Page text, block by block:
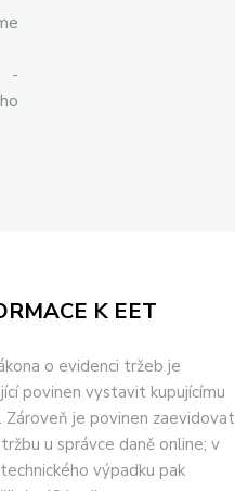
-
K EET
o evidenci tržeb je
povinen vystavit kupujícímu
Zároveň je povinen zaevidovat
u správce daně online; v
výpadku pak